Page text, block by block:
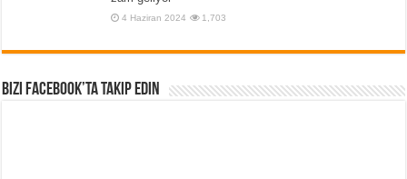
4 Haziran 2024 1,703
Bizi Facebook’ta Takip Edin